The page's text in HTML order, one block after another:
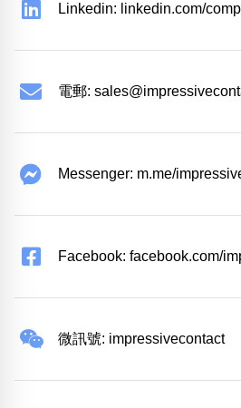
Linkedin: linkedin.com/
電郵:
Messenger: m.me/
Facebook: facebook.com/
微訊號: impressivecontact